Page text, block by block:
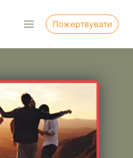
Пожертвувати